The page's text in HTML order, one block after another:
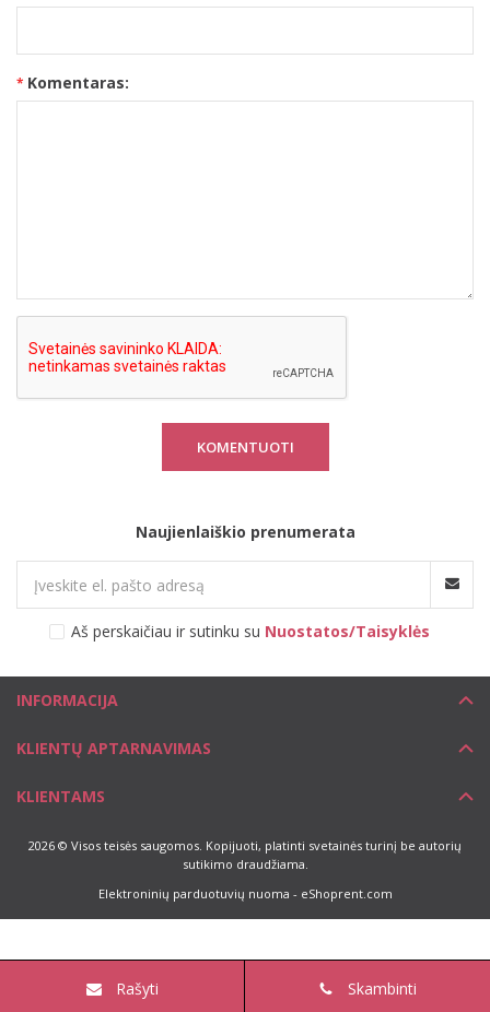
Komentaras:
KOMENTUOTI
Naujienlaiškio prenumerata
Aš perskaičiau ir sutinku su Nuostatos/Taisyklės
INFORMACIJA
KLIENTŲ APTARNAVIMAS
KLIENTAMS
2026 © Visos teisės saugomos. Kopijuoti, platinti svetainės turinį be autorių
sutikimo draudžiama.
Elektroninių parduotuvių nuoma - eShoprent.com
Rašyti Skambinti